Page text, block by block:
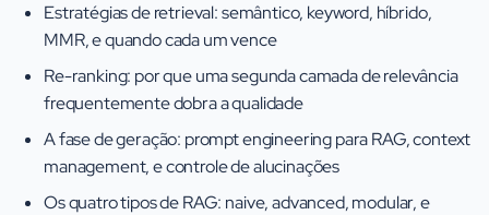
Estratégias de retrieval: semântico, keyword, híbrido,
MMR, e quando cada um vence
Re-ranking: por que uma segunda camada de relevância
frequentemente dobra a qualidade
A fase de geração: prompt engineering para RAG, context
management, e controle de alucinações
Os quatro tipos de RAG: naive, advanced, modular, e